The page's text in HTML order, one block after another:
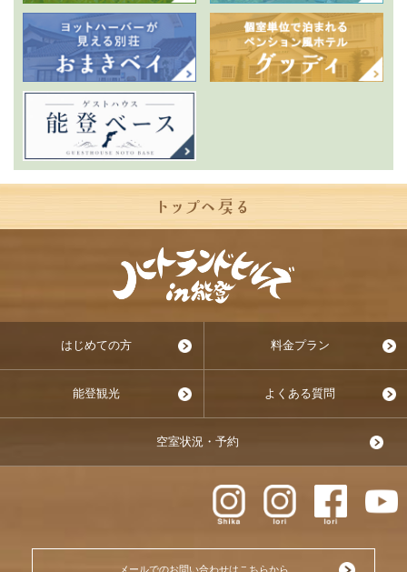
はじめての方 料金プラン
能登観光 よくある質問
空室状況・予約
メールでのお問い合わせはこちらから